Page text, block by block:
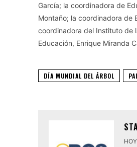
García; la coordinadora de
Montaño; la coordinadora de
coordinadora del Instituto de
Educación, Enrique Miranda
DÍA MUNDIAL DEL ÁRBOL